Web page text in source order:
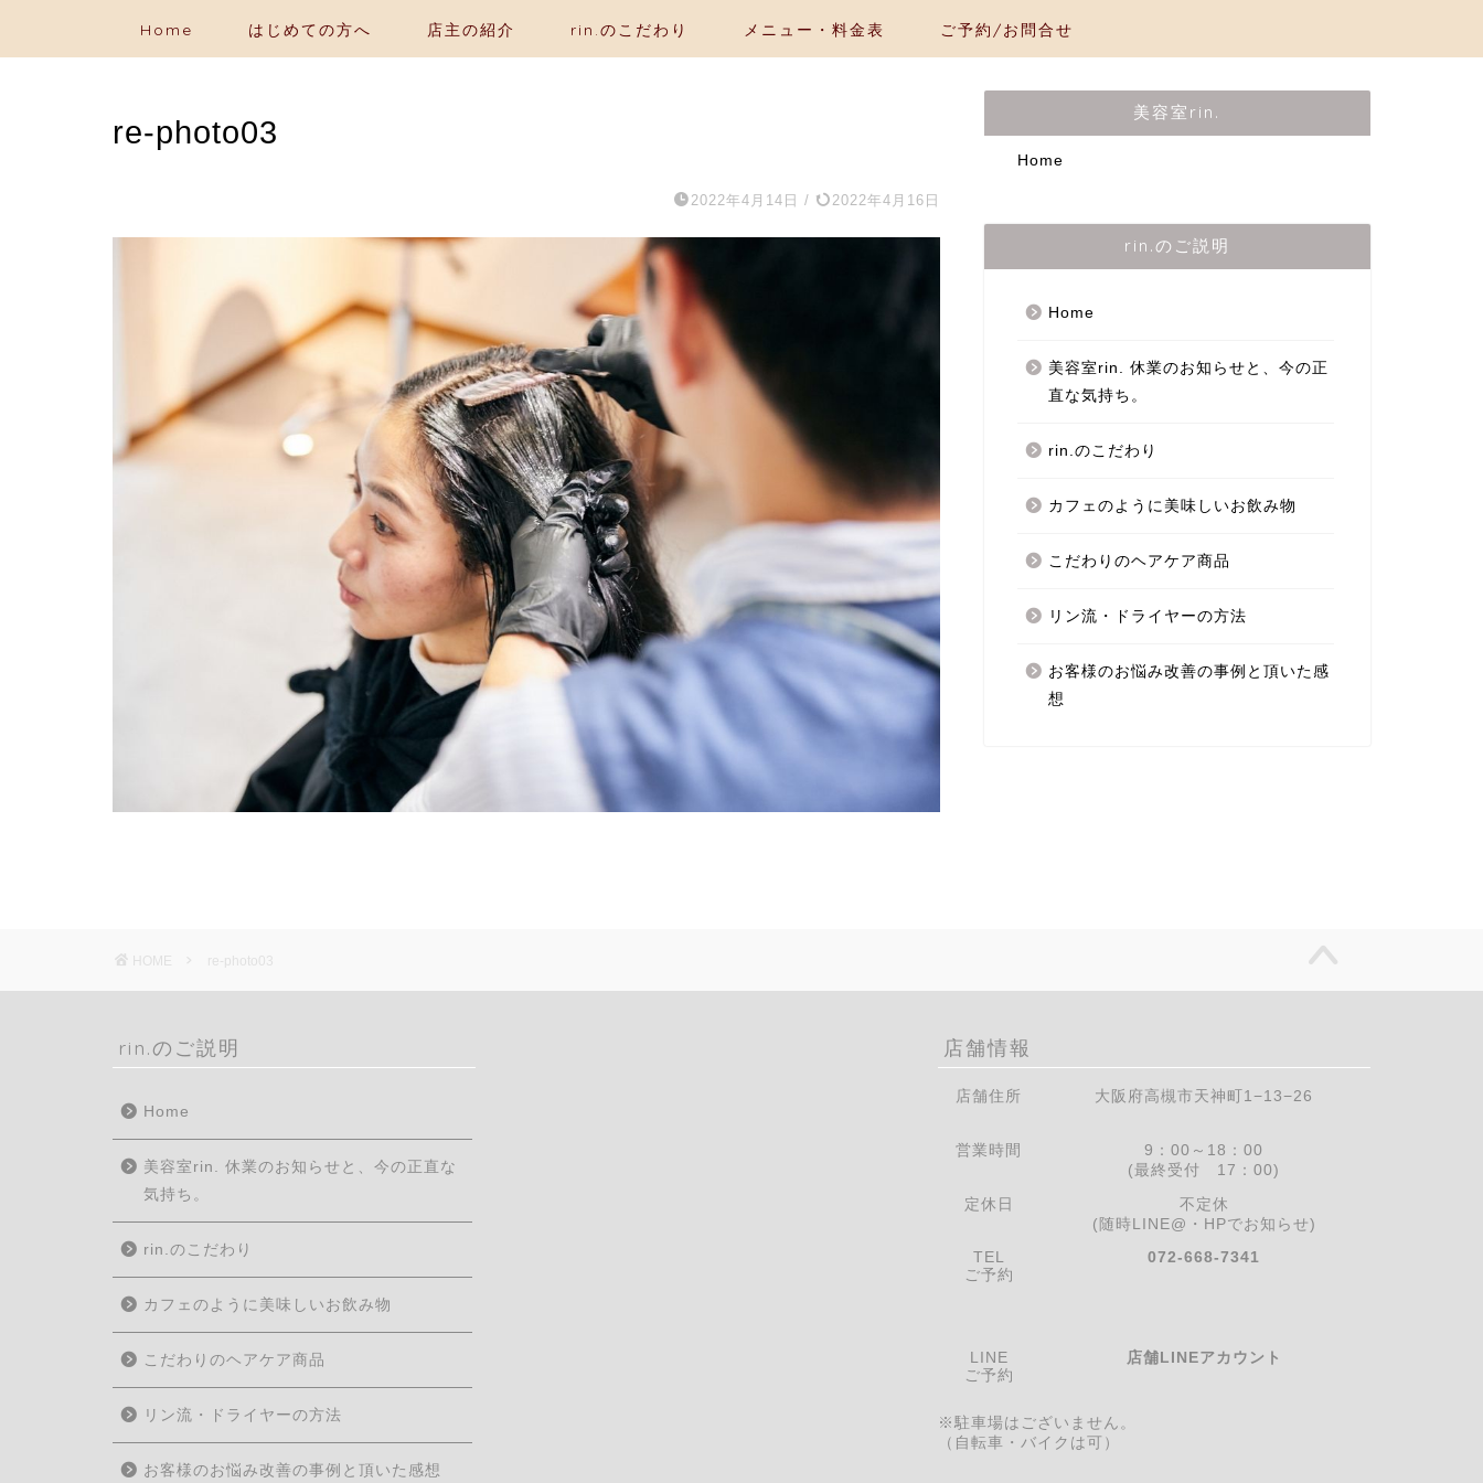
Home はじめての方へ 店主の紹介 rin.のこだわり メニュー・料金表 ご予約/お問合せ
re-photo03
2022年4月14日 / 2022年4月16日
美容室rin.
Home
rin.のご説明
Home
美容室rin. 休業のお知らせと、今の正
直な気持ち。
rin.のこだわり
カフェのように美味しいお飲み物
こだわりのヘアケア商品
リン流・ドライヤーの方法
お客様のお悩み改善の事例と頂いた感
想
HOME re-photo03
rin.のご説明
Home
美容室rin. 休業のお知らせと、今の正直な
気持ち。
rin.のこだわり
カフェのように美味しいお飲み物
こだわりのヘアケア商品
リン流・ドライヤーの方法
お客様のお悩み改善の事例と頂いた感想
店舗情報
店舗住所 大阪府高槻市天神町1−13−26
営業時間
9：00～18：00
(最終受付 17：00)
定休日
不定休
(随時LINE@・HPでお知らせ)
TEL
ご予約
072-668-7341
LINE
ご予約
店舗LINEアカウント
※駐車場はございません。
（自転車・バイクは可）